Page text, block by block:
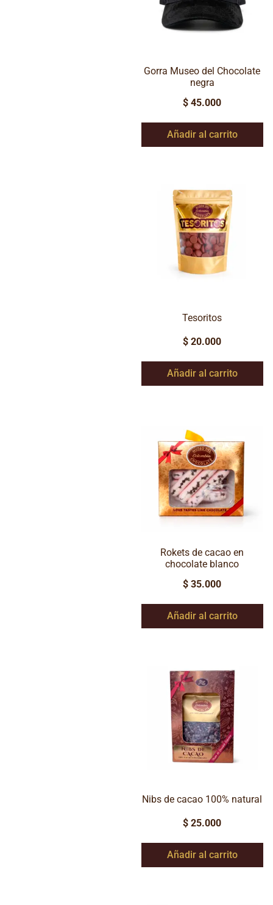
Gorra Museo del Chocolate
negra
$ 45.000
Añadir al carrito
Tesoritos
$ 20.000
Añadir al carrito
Rokets de cacao en
chocolate blanco
$ 35.000
Añadir al carrito
Nibs de cacao 100% natural
$ 25.000
Añadir al carrito